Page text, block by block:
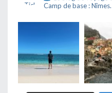
Camp de base : Nîmes.